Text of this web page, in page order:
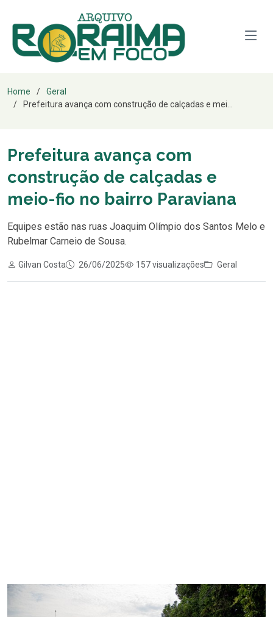
Home
Geral
Prefeitura avança com construção de calçadas e mei...
Prefeitura avança com
construção de calçadas e
meio-fio no bairro Paraviana
Equipes estão nas ruas Joaquim Olímpio dos Santos Melo e
Rubelmar Carneio de Sousa.
Gilvan Costa 26/06/2025 157 visualizações Geral